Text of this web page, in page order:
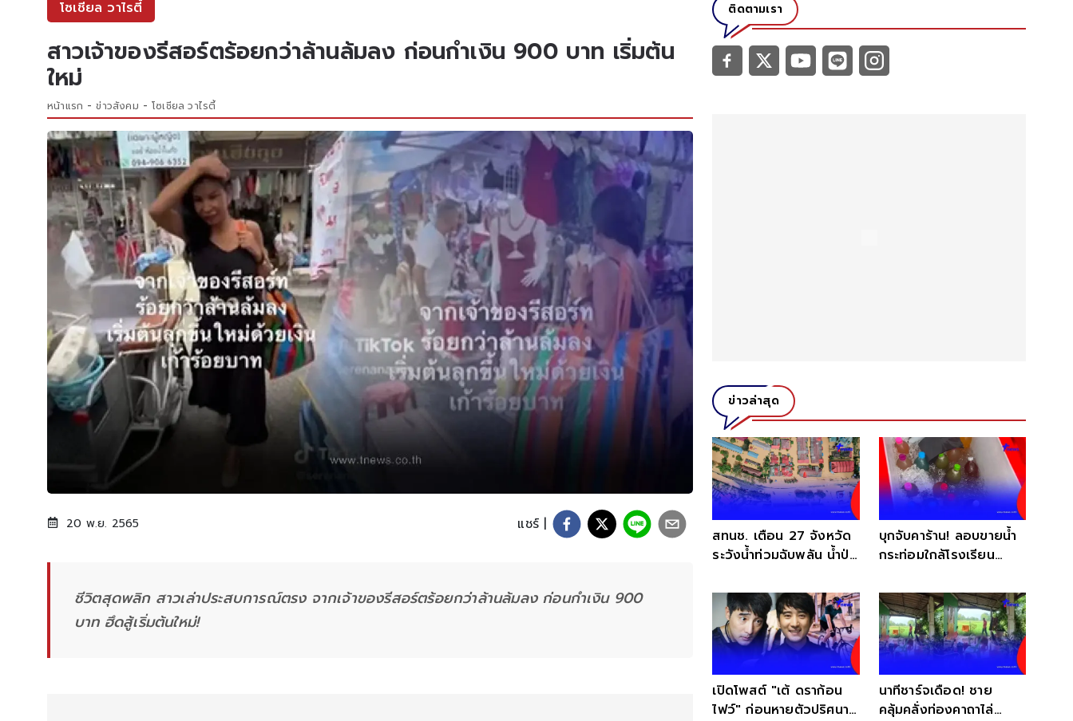
โซเชียล วาไรตี้
สาวเจ้าของรีสอร์ตร้อยกว่าล้านล้มลง ก่อนกำเงิน 900 บาท เริ่มต้น
ใหม่
หน้าแรก ข่าวสังคม โซเชียล วาไรตี้
20 พ.ย. 2565 แชร์ |
ชีวิตสุดพลิก สาวเล่าประสบการณ์ตรง จากเจ้าของรีสอร์ตร้อยกว่าล้านล้มลง ก่อนกำเงิน 900
บาท ฮึดสู้เริ่มต้นใหม่!
ติดตามเรา
ข่าวล่าสุด
สทนช. เตือน 27 จังหวัด
ระวังน้ำท่วมฉับพลัน น้ำป่า
บุกจับคาร้าน! ลอบขายน้ำ
กระท่อมใกล้โรงเรียน
เปิดโพสต์ "เต้ ดราก้อน
ไฟว์" ก่อนหายตัวปริศนา
นาทีชาร์จเดือด! ชาย
คลุ้มคลั่งท่องคาถาไล่